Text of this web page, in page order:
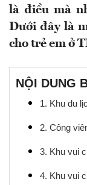
là điều mà
Dưới đây là
cho trẻ em ở
NỘI DUNG
1. Khu du
2. Công
3. Khu vui
4. Khu vui